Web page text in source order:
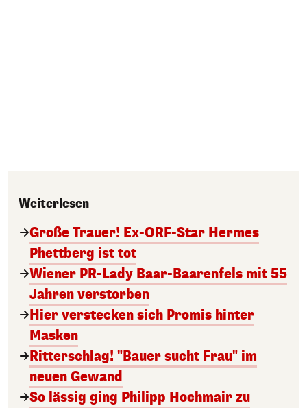
Weiterlesen
Große Trauer! Ex-ORF-Star Hermes
Phettberg ist tot
Wiener PR-Lady Baar-Baarenfels mit 55
Jahren verstorben
Hier verstecken sich Promis hinter
Masken
Ritterschlag! "Bauer sucht Frau" im
neuen Gewand
So lässig ging Philipp Hochmair zu